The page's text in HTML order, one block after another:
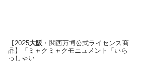
【2025大阪 ・関西万博公式ライセンス商
品】「ミャクミャクモニュメント「いら
っしゃい …